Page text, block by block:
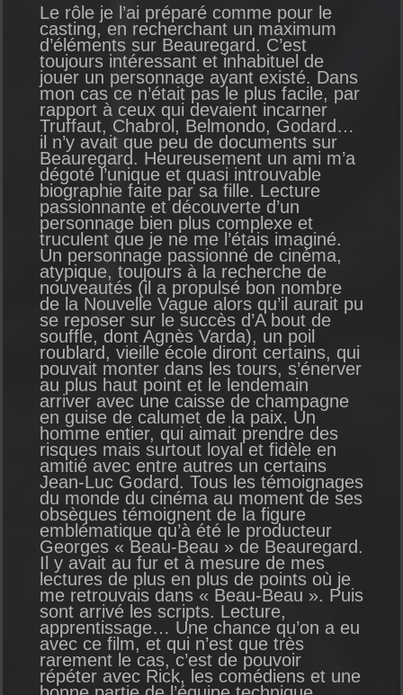
Le rôle je l’ai préparé comme pour le
casting, en recherchant un maximum
d’éléments sur Beauregard. C’est
toujours intéressant et inhabituel de
jouer un personnage ayant existé. Dans
mon cas ce n’était pas le plus facile, par
rapport à ceux qui devaient incarner
Truffaut, Chabrol, Belmondo, Godard…
il n’y avait que peu de documents sur
Beauregard. Heureusement un ami m’a
dégoté l’unique et quasi introuvable
biographie faite par sa fille. Lecture
passionnante et découverte d’un
personnage bien plus complexe et
truculent que je ne me l’étais imaginé.
Un personnage passionné de cinéma,
atypique, toujours à la recherche de
nouveautés (il a propulsé bon nombre
de la Nouvelle Vague alors qu’il aurait pu
se reposer sur le succès d’A bout de
souffle, dont Agnès Varda), un poil
roublard, vieille école diront certains, qui
pouvait monter dans les tours, s’énerver
au plus haut point et le lendemain
arriver avec une caisse de champagne
en guise de calumet de la paix. Un
homme entier, qui aimait prendre des
risques mais surtout loyal et fidèle en
amitié avec entre autres un certains
Jean-Luc Godard. Tous les témoignages
du monde du cinéma au moment de ses
obsèques témoignent de la figure
emblématique qu’à été le producteur
Georges « Beau-Beau » de Beauregard.
Il y avait au fur et à mesure de mes
lectures de plus en plus de points où je
me retrouvais dans « Beau-Beau ». Puis
sont arrivé les scripts. Lecture,
apprentissage… Une chance qu’on a eu
avec ce film, et qui n’est que très
rarement le cas, c’est de pouvoir
répéter avec Rick, les comédiens et une